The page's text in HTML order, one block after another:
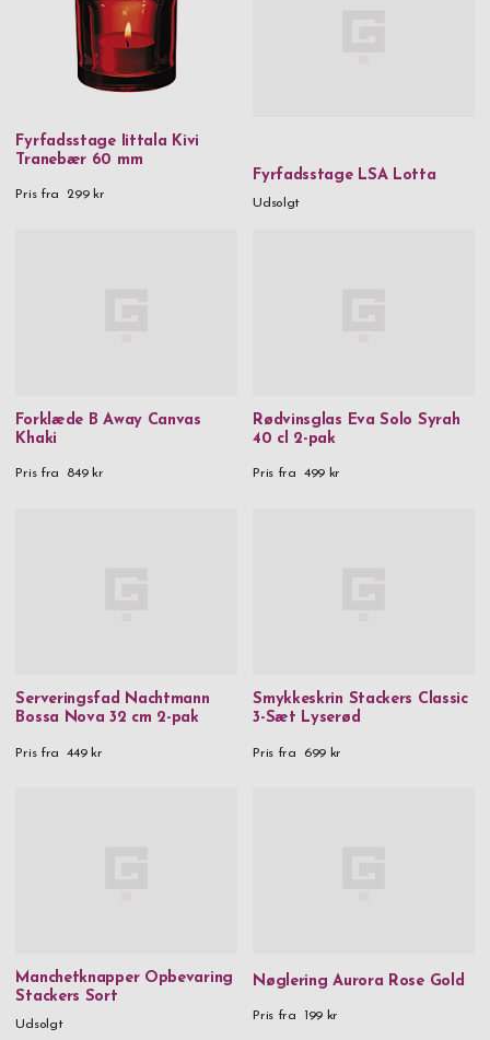
Fyrfadsstage Iittala Kivi
Tranebær 60 mm
Pris fra 299 kr
Fyrfadsstage LSA Lotta
Udsolgt
Forklæde B Away Canvas
Khaki
Pris fra 849 kr
Rødvinsglas Eva Solo Syrah
40 cl 2-pak
Pris fra 499 kr
Serveringsfad Nachtmann
Bossa Nova 32 cm 2-pak
Pris fra 449 kr
Smykkeskrin Stackers Classic
3-Sæt Lyserød
Pris fra 699 kr
Manchetknapper Opbevaring
Stackers Sort
Udsolgt
Nøglering Aurora Rose Gold
Pris fra 199 kr